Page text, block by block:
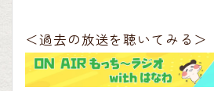
＜過去の放送を聴いてみる＞